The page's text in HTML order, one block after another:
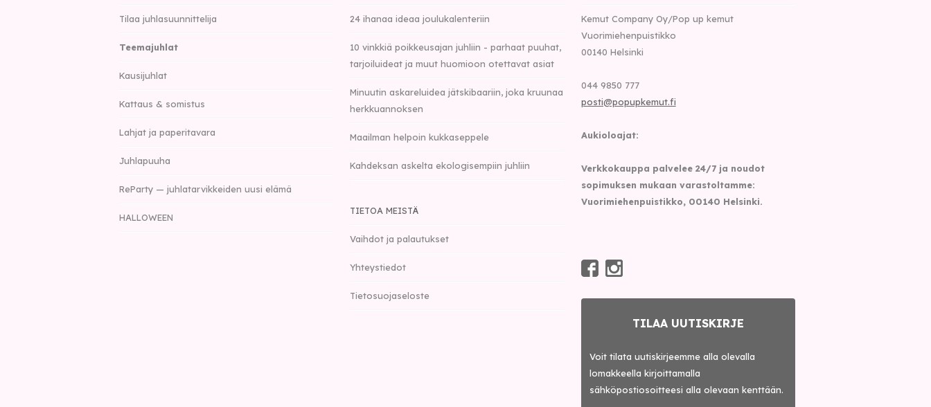
Tilaa juhlasuunnittelija
Teemajuhlat
Kausijuhlat
Kattaus & somistus
Lahjat ja paperitavara
Juhlapuuha
ReParty — juhlatarvikkeiden uusi elämä
HALLOWEEN
24 ihanaa ideaa joulukalenteriin
10 vinkkiä poikkeusajan juhliin - parhaat puuhat,
tarjoiluideat ja muut huomioon otettavat asiat
Minuutin askareluidea jätskibaariin, joka kruunaa
herkkuannoksen
Maailman helpoin kukkaseppele
Kahdeksan askelta ekologisempiin juhliin
TIETOA MEISTÄ
Vaihdot ja palautukset
Yhteystiedot
Tietosuojaseloste
Kemut Company Oy/Pop up kemut
Vuorimiehenpuistikko
00140 Helsinki
044 9850 777
posti@popupkemut.fi
Aukioloajat:
Verkkokauppa palvelee 24/7 ja noudot
sopimuksen mukaan varastoltamme:
Vuorimiehenpuistikko, 00140 Helsinki.
TILAA UUTISKIRJE
Voit tilata uutiskirjeemme alla olevalla
lomakkeella kirjoittamalla
sähköpostiosoitteesi alla olevaan kenttään.